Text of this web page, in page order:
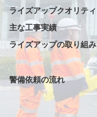
ライズアップクオリティ
主な工事実績
ライズアップの取り組み
警備依頼の流れ